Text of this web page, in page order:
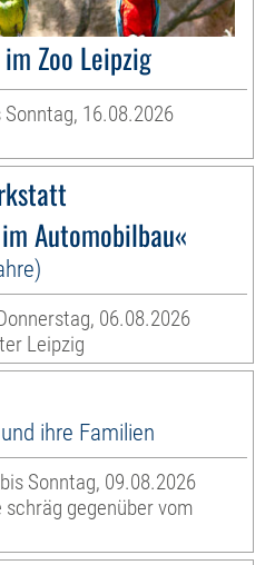
Zoo Leipzig
16.08.2026
Automobilbau«
06.08.2026
Leipzig
ihre Familien
Sonntag, 09.08.2026
gegenüber vom